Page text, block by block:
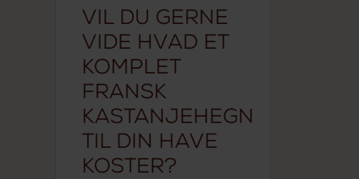
Vil du gerne
vide hvad et
komplet
fransk
kastanjehegn
til din have
koster?